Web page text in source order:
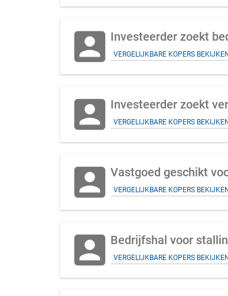
account_box Investeerder zoekt
VERGELIJKBARE KOPERS
account_box Investeerder zoekt
VERGELIJKBARE KOPERS
account_box Vastgoed geschikt
VERGELIJKBARE KOPERS
account_box Bedrijfshal voor
VERGELIJKBARE KOPERS